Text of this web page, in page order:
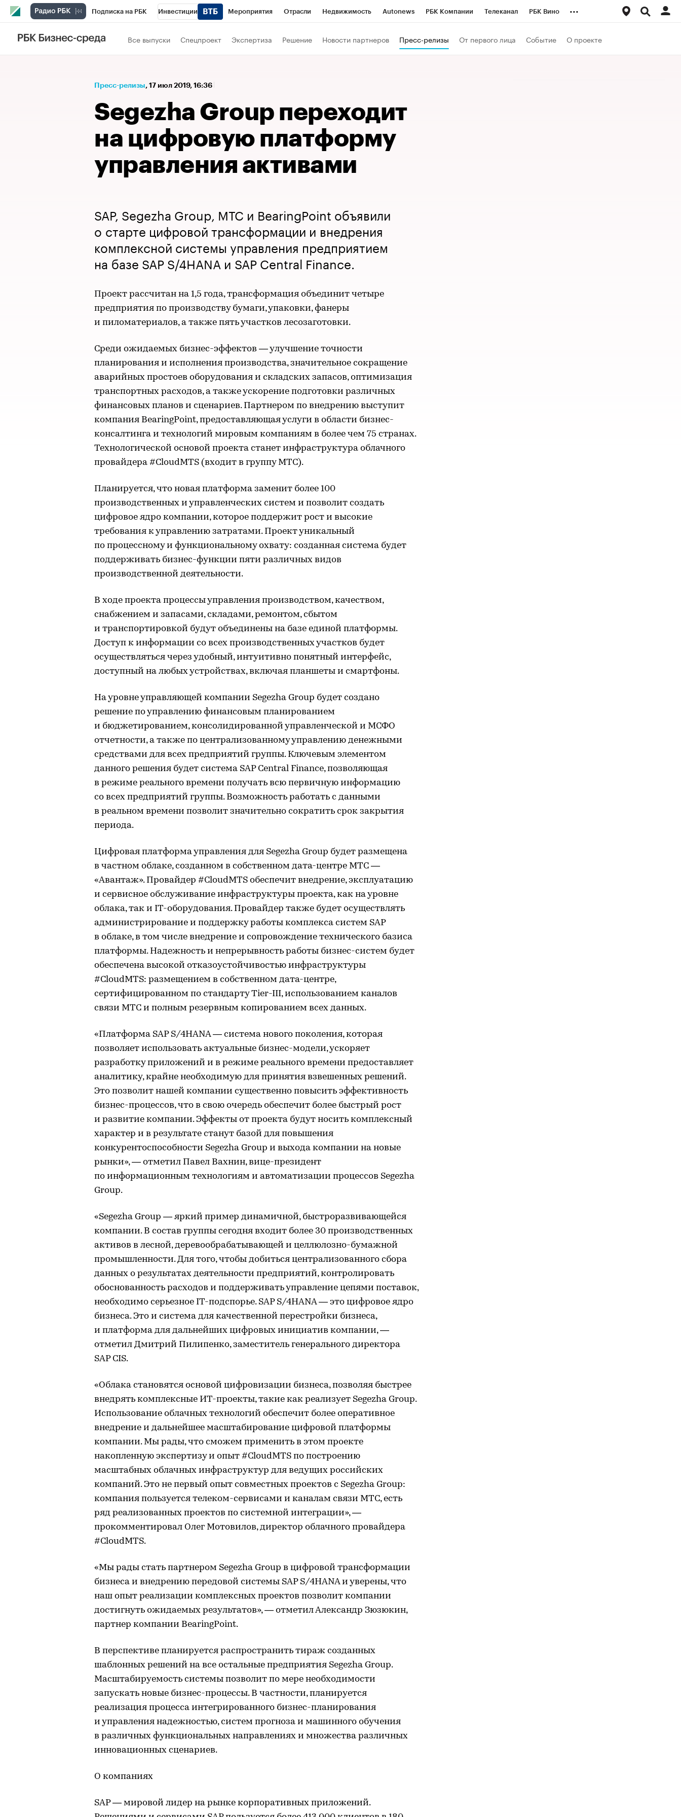
Подписка на РБК Инвестиции Мероприятия Отрасли Недвижимость Autonews РБК Компании Телеканал РБК Вино
Спорт
Технологии и медиа Финансы Рынок наличной валюты
...
Все выпуски Спецпроект Экспертиза Решение Новости партнеров Пресс-релизы От первого лица Событие О проекте
Пресс-релизы⁠, 17 июл 2019, 16:36
Segezha Group переходит
на цифровую платформу
управления активами​
SAP, Segezha Group, МТС и BearingPoint объявили
о старте цифровой трансформации и внедрения
комплексной системы управления предприятием
на базе SAP S/4HANA и SAP Central Finance.
Проект рассчитан на 1,5 года, трансформация объединит четыре
предприятия по производству бумаги, упаковки, фанеры
и пиломатериалов, а также пять участков лесозаготовки.
Среди ожидаемых бизнес-эффектов — улучшение точности
планирования и исполнения производства, значительное сокращение
аварийных простоев оборудования и складских запасов, оптимизация
транспортных расходов, а также ускорение подготовки различных
финансовых планов и сценариев. Партнером по внедрению выступит
компания BearingPoint, предоставляющая услуги в области бизнес-
консалтинга и технологий мировым компаниям в более чем 75 странах.
Технологической основой проекта станет инфраструктура облачного
провайдера #CloudMTS (входит в группу МТС).
Планируется, что новая платформа заменит более 100
производственных и управленческих систем и позволит создать
цифровое ядро компании, которое поддержит рост и высокие
требования к управлению затратами. Проект уникальный
по процессному и функциональному охвату: созданная система будет
поддерживать бизнес-функции пяти различных видов
производственной деятельности.
В ходе проекта процессы управления производством, качеством,
снабжением и запасами, складами, ремонтом, сбытом
и транспортировкой будут объединены на базе единой платформы.
Доступ к информации со всех производственных участков будет
осуществляться через удобный, интуитивно понятный интерфейс,
доступный на любых устройствах, включая планшеты и смартфоны.
На уровне управляющей компании Segezha Group будет создано
решение по управлению финансовым планированием
и бюджетированием, консолидированной управленческой и МСФО
отчетности, а также по централизованному управлению денежными
средствами для всех предприятий группы. Ключевым элементом
данного решения будет система SAP Central Finance, позволяющая
в режиме реального времени получать всю первичную информацию
со всех предприятий группы. Возможность работать с данными
в реальном времени позволит значительно сократить срок закрытия
периода.
Цифровая платформа управления для Segezha Group будет размещена
в частном облаке, созданном в собственном дата-центре МТС —
«Авантаж». Провайдер #CloudMTS обеспечит внедрение, эксплуатацию
и сервисное обслуживание инфраструктуры проекта, как на уровне
облака, так и IT-оборудования. Провайдер также будет осуществлять
администрирование и поддержку работы комплекса систем SAP
в облаке, в том числе внедрение и сопровождение технического базиса
платформы. Надежность и непрерывность работы бизнес-систем будет
обеспечена высокой отказоустойчивостью инфраструктуры
#CloudMTS: размещением в собственном дата-центре,
сертифицированном по стандарту Tier-III, использованием каналов
связи МТС и полным резервным копированием всех данных.
«Платформа SAP S/4HANA — система нового поколения, которая
позволяет использовать актуальные бизнес-моде­ли, ускоряет
разработку приложений и в режиме реального времени предоставляет
анали­тику, крайне необходимую для принятия взвешенных решений.
Это позволит нашей компании существенно повысить эффективность
бизнес-процессов, что в свою очередь обеспечит более быстрый рост
и развитие компании. Эффекты от проекта будут носить комплексный
характер и в результате станут базой для повышения
конкурентоспособности Segezha Group и выхода компании на новые
рынки», — отметил Павел Вахнин, вице-президент
по информационным технологиям и автоматизации процессов Segezha
Group.
«Segezha Group — яркий пример динамичной, быстроразвивающейся
компании. В состав группы сегодня входит более 30 производственных
активов в лесной, деревообрабатывающей и целлюлозно-бумажной
промышленности. Для того, чтобы добиться централизованного сбора
данных о результатах деятельности предприятий, контролировать
обоснованность расходов и поддерживать управление цепями поставок,
необходимо серьезное IT-подспорье. SAP S/4HANA — это цифровое ядро
бизнеса. Это и система для качественной перестройки бизнеса,
и платформа для дальнейших цифровых инициатив компании, —
отметил Дмитрий Пилипенко, заместитель генерального директора
SAP CIS.
«Облака становятся основой цифровизации бизнеса, позволяя быстрее
внедрять комплексные ИТ-проекты, такие как реализует Segezha Group.
Использование облачных технологий обеспечит более оперативное
внедрение и дальнейшее масштабирование цифровой платформы
компании. Мы рады, что сможем применить в этом проекте
накопленную экспертизу и опыт #CloudMTS по построению
масштабных облачных инфраструктур для ведущих российских
компаний. Это не первый опыт совместных проектов с Segezha Group:
компания пользуется телеком-сервисами и каналам связи МТС, есть
ряд реализованных проектов по системной интеграции», —
прокомментировал Олег Мотовилов, директор облачного провайдера
#CloudMTS.
«Мы рады стать партнером Segezha Group в цифровой трансформации
бизнеса и внедрению передовой системы SAP S/4HANA и уверены, что
наш опыт реализации комплексных проектов позволит компании
достигнуть ожидаемых результатов», — отметил Александр Зюзюкин,
партнер компании BearingPoint.
В перспективе планируется распространить тираж созданных
шаблонных решений на все остальные предприятия Segezha Group.
Масштабируемость системы позволит по мере необходимости
запускать новые бизнес-процессы. В частности, планируется
реализация процесса интегрированного бизнес-планирования
и управления надежностью, систем прогноза и машинного обучения
в различных функциональных направлениях и множества различных
инновационных сценариев.
О компаниях
SAP — мировой лидер на рынке корпоративных приложений.